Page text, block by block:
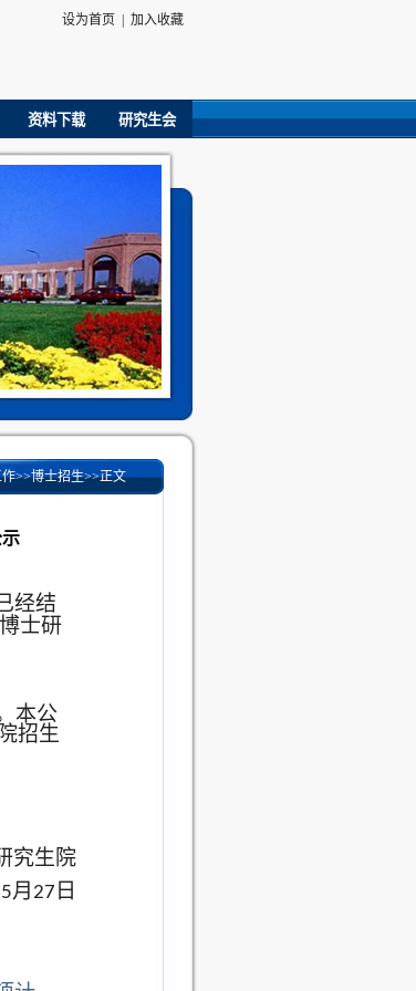
设为首页 加入收藏
资料下载 研究生会
>>博士招生>>正文
经结
士研
本公
招生
究生院
5月 27 日